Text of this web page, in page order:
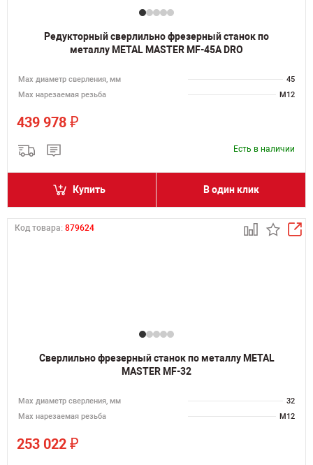
Редукторный сверлильно фрезерный станок по
металлу METAL MASTER MF-45A DRO
Мах диаметр сверления, мм
45
Мах нарезаемая резьба
M12
439 978 ₽
Есть в наличии
Купить В один клик
Код товара: 879624
Сверлильно фрезерный станок по металлу METAL
MASTER MF-32
Мах диаметр сверления, мм
32
Мах нарезаемая резьба
M12
253 022 ₽